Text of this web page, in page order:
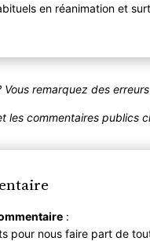
en réanimation et
remarquez des
les commentaires publics
:
pour nous faire part de